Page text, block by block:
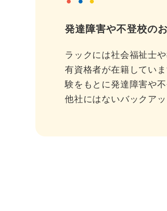
発達障害や不登校の
ラックには社会福祉士
有資格者が在籍してい
験をもとに発達障害や
他社にはないバックア